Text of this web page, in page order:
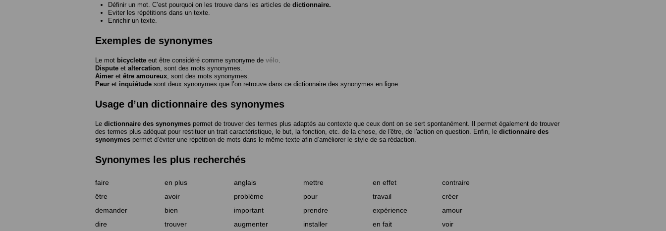
Définir un mot. C’est pourquoi on les trouve dans les articles de dictionnaire.
Eviter les répétitions dans un texte.
Enrichir un texte.
Exemples de synonymes
Le mot bicyclette eut être considéré comme synonyme de vélo
Dispute et altercation , sont des mots synonymes.
Aimer et être amoureux , sont des mots synonymes.
Peur et inquiétude sont deux synonymes que l’on retrouve dans ce dictionnaire des synonymes en ligne.
Usage d’un dictionnaire des synonymes
Le dictionnaire des synonymes permet de trouver des termes plus adaptés au contexte que ceux dont on se sert spontanément. Il permet également de trouver
des termes plus adéquat pour restituer un trait caractéristique, le but, la fonction, etc. de la chose, de l'être, de l'action en question. Enfin, le dictionnaire des
synonymes permet d’éviter une répétition de mots dans le même texte afin d’améliorer le style de sa rédaction.
Synonymes les plus recherchés
faire en plus anglais mettre en effet
contraire
être
avoir problème pour travail
créer
demander
bien important prendre expérience
amour
dire
trouver augmenter installer en fait voir